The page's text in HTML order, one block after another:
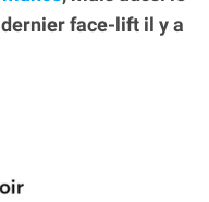
face-lift il y a